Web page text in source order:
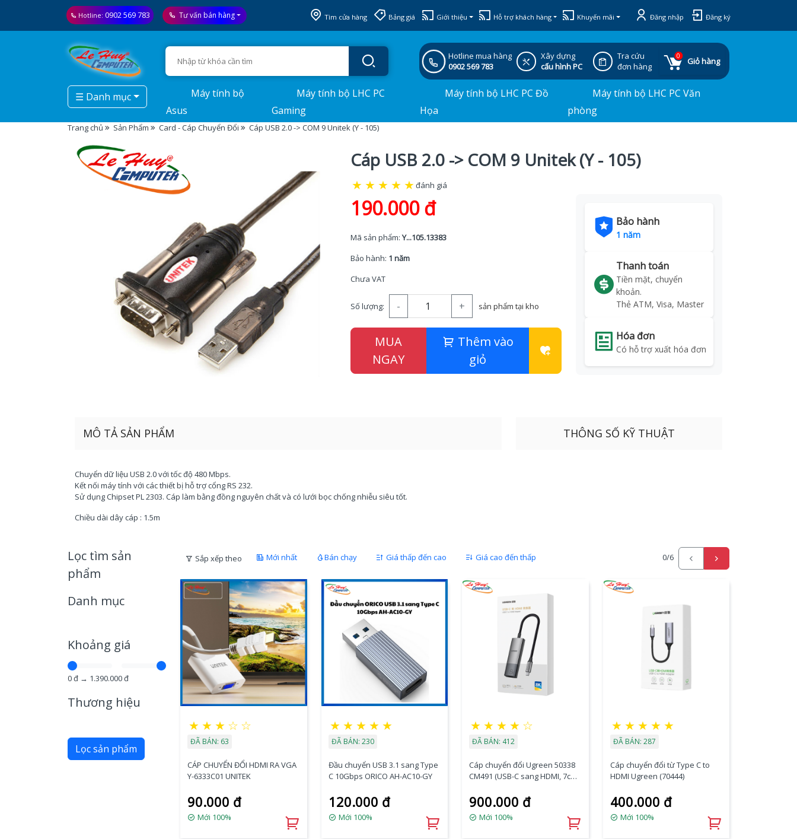
Hotline: 0902 569 783 Tư vấn bán hàng Tìm cửa hàng Bảng giá Giới thiệu Hỗ trợ khách hàng Khuyến mãi Đăng nhập Đăng ký
Hotline mua hàng
0902 569 783
Xây dựng
cấu hình PC
Tra cứu
đơn hàng
0
Giỏ hàng
☰ Danh mục
Máy tính bộ
Asus
Máy tính bộ LHC PC
Gaming
Máy tính bộ LHC PC Đồ
Họa
Máy tính bộ LHC PC Văn
phòng
Trang chủ Sản Phẩm Card - Cáp Chuyển Đổi Cáp USB 2.0 -> COM 9 Unitek (Y - 105)
Cáp USB 2.0 -> COM 9 Unitek (Y - 105)
★ ★ ★ ★ ★đánh giá
190.000 đ
Mã sản phẩm:Y...105.13383
Bảo hành: 1 năm
Chưa VAT
Số lượng: - + sản phẩm tại kho
MUA
NGAY
Thêm vào
giỏ
Bảo hành
1 năm
Thanh toán
Tiền mặt, chuyển
khoản.
Thẻ ATM, Visa, Master
Hóa đơn
Có hỗ trợ xuất hóa đơn
MÔ TẢ SẢN PHẨM
Chuyển dữ liệu USB 2.0 với tốc độ 480 Mbps.
Kết nối máy tính với các thiết bị hỗ trợ cổng RS 232.
Sử dụng Chipset PL 2303. Cáp làm bằng đồng nguyên chất và có lưới bọc chống nhiễu siêu tốt.
Chiều dài dây cáp : 1.5m
THÔNG SỐ KỸ THUẬT
Lọc tìm sản
phẩm
Danh mục
Khoảng giá
0đ → 1.390.000đ
Thương hiệu
Lọc sản phẩm
Sắp xếp theo Mới nhất Bán chạy Giá thấp đến cao Giá cao đến thấp 0/6
★ ★ ★ ☆ ☆
ĐÃ BÁN: 63
CÁP CHUYỂN ĐỔI HDMI RA VGA
Y-6333C01 UNITEK
90.000 đ
Mới 100%
★ ★ ★ ★ ★
ĐÃ BÁN: 230
Đầu chuyển USB 3.1 sang Type
C 10Gbps ORICO AH-AC10-GY
120.000 đ
Mới 100%
★ ★ ★ ★ ☆
ĐÃ BÁN: 412
Cáp chuyển đổi Ugreen 50338
CM491 (USB-C sang HDMI, 7cm,
900.000 đ
Mới 100%
★ ★ ★ ★ ★
ĐÃ BÁN: 287
Cáp chuyển đổi từ Type C to
HDMI Ugreen (70444)
400.000 đ
Mới 100%